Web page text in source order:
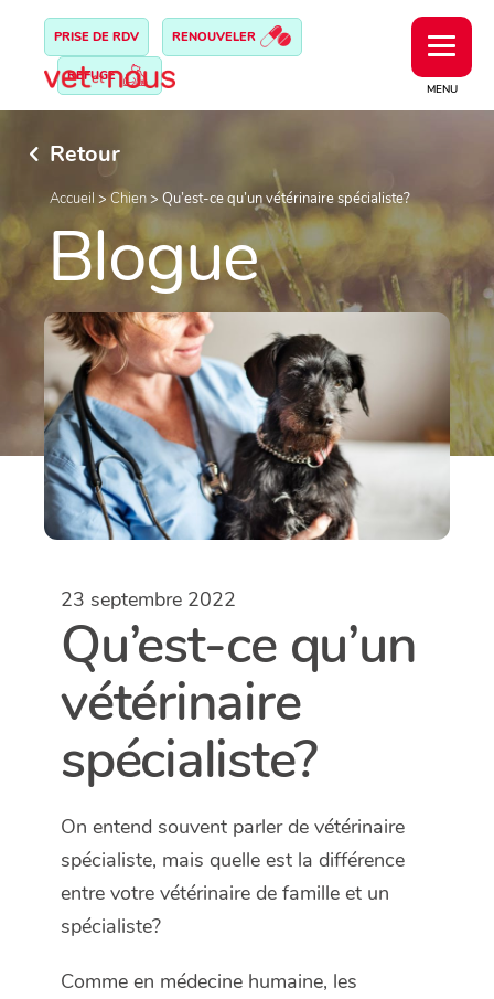
MENU
PRISE DE RDV RENOUVELER
REFUGE
Retour
Accueil >Chien > Qu’est-ce qu’un vétérinaire spécialiste?
Blogue
23 septembre 2022
Qu’est-ce qu’un
vétérinaire
spécialiste?
On entend souvent parler de vétérinaire
spécialiste, mais quelle est la différence
entre votre vétérinaire de famille et un
spécialiste?
Comme en médecine humaine, les